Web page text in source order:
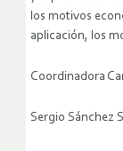
los motivos
aplicación, los
Coordinadora
Sergio Sánchez